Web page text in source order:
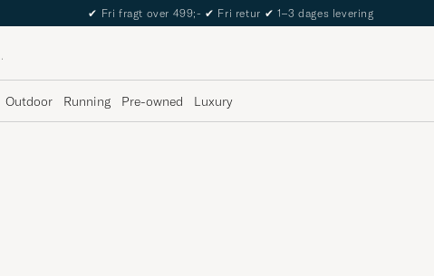
The Care of Carl Passport
Outdoor Running Pre-owned Luxury